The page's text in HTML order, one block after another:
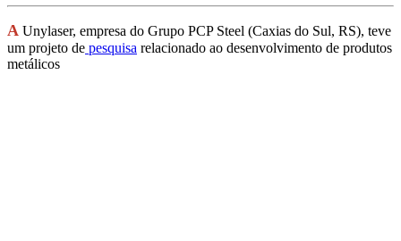
A Unylaser, empresa do Grupo PCP Steel (Caxias do Sul, RS), teve
um projeto de pesquisa relacionado ao desenvolvimento de produtos
metálicos